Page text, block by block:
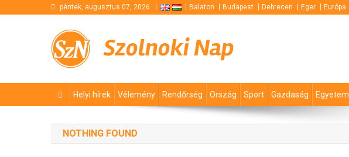
péntek, augusztus 07, 2026 Balaton Budapest Debrecen Eger Európa
Szolnoki Nap
Helyi hírek Vélemény Rendőrség Ország Sport Gazdaság Egyetem
NOTHING FOUND